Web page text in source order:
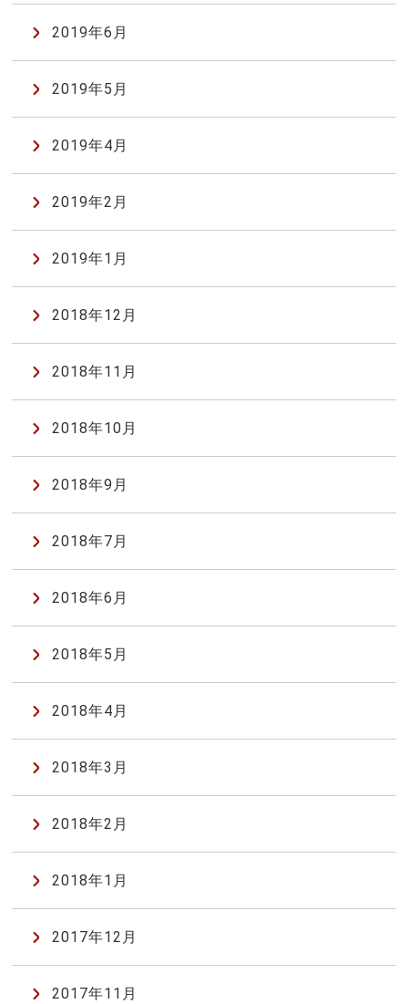
2019年6月
2019年5月
2019年4月
2019年2月
2019年1月
2018年12月
2018年11月
2018年10月
2018年9月
2018年7月
2018年6月
2018年5月
2018年4月
2018年3月
2018年2月
2018年1月
2017年12月
2017年11月